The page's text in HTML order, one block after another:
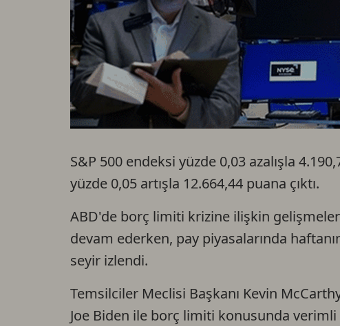
S&P 500 endeksi yüzde 0,03 azalışla
yüzde 0,05 artışla 12.664,44 puana çıktı.
ABD'de borç limiti krizine ilişkin gelişmeler
devam ederken, pay piyasalarında
seyir izlendi.
Temsilciler Meclisi Başkanı Kevin
Joe Biden ile borç limiti konusunda